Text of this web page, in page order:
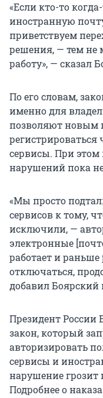
«Если кто-то
иностранную
приветствуем
решения, — тем не
работу», — сказал
По его словам,
именно для
позволяют новым
сервисы. При этом
нарушений пока
«Мы просто
сервисов к тому,
исключили, —
электронные
работает и раньше
отключаться,
добавил Боярский
Президент
закон, который
авторизировать
сервисы и
нарушение грозит
Подробнее о